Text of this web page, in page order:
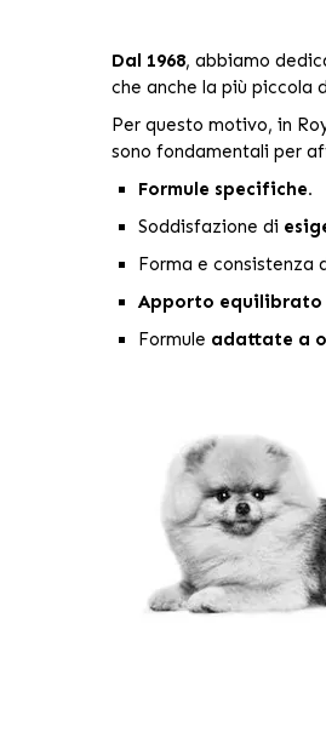
Dal 1968, abbiamo
che anche la più piccola
Per questo motivo, in
sono fondamentali per
Formule specifiche.
Soddisfazione di
Forma e consistenza
Apporto equilibrato
Formule adattate a